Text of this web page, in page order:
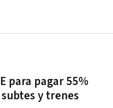
para pagar 55%
y trenes